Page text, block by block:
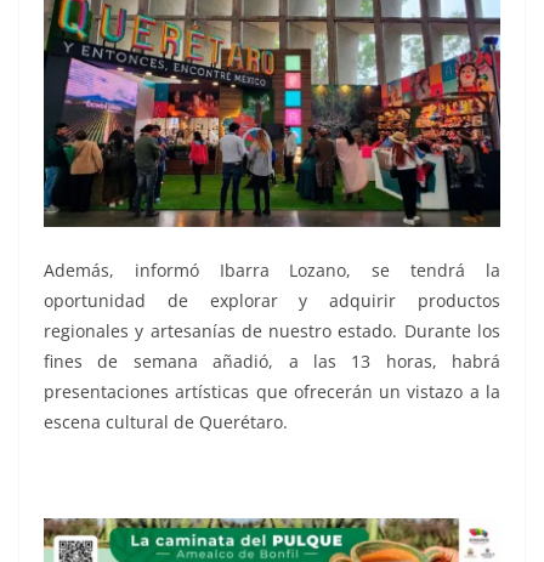
Además, informó Ibarra Lozano, se tendrá la
oportunidad de explorar y adquirir productos
regionales y artesanías de nuestro estado. Durante los
fines de semana añadió, a las 13 horas, habrá
presentaciones artísticas que ofrecerán un vistazo a la
escena cultural de Querétaro.